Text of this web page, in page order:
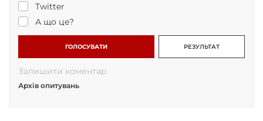
Twitter
А що це?
ГОЛОСУВАТИ РЕЗУЛЬТАТ
Залишити коментар
Архів опитувань